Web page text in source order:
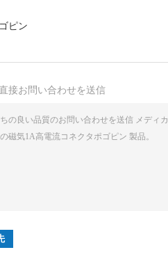
ピン
接お問い合わせを送信